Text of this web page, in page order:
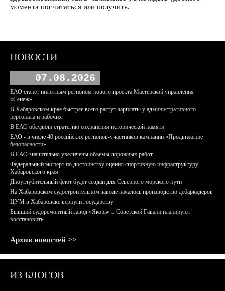
момента посчитаться или получить.
НОВОСТИ
07.08.2026
ЕАО станет пилотным регионом нового проекта Мастерской управления
«Сенеж»
В Хабаровском крае быстрее всего растут зарплаты у административного
персонала и рабочих
В ЕАО обсудили стратегию сохранения исторической памяти
ЕАО - в числе 40 российских регионов-участников кампании «Продвижение
безопасности»
В ЕАО значительно увеличены объемы дорожных работ
Федеральный эксперт по достоинству оценил спортивную инфраструктуру
Хабаровского края
Дноуглубительный флот будет создан для Северного морского пути
На Хабаровском судостроительном заводе началось производство дебаркадеров
ЦУМ в Хабаровске вернули государству
Бывший судоремонтный завод «Якорь» в Советской Гавани планируют
восстановить
Архив новостей >>
ИЗ БЛОГОВ